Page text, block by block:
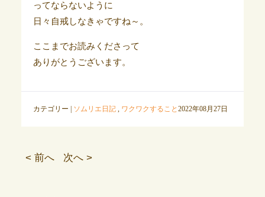
ってならないように
日々自戒しなきゃですね～。
ここまでお読みくださって
ありがとうございます。
カテゴリー | ソムリエ日記, ワクワクすること 2022年08月27日
< 前へ 次へ >